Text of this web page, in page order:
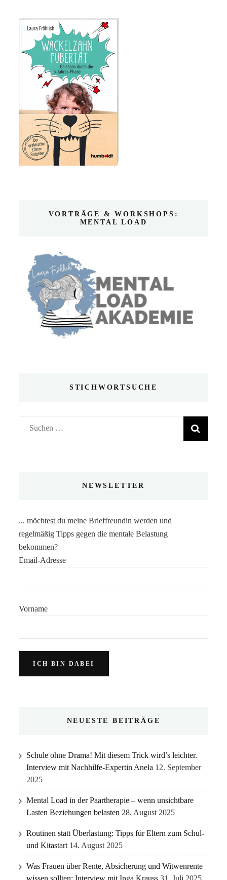
VORTRÄGE & WORKSHOPS:
MENTAL LOAD
STICHWORTSUCHE
Suchen
nach:
NEWSLETTER
... möchtest du meine Brieffreundin werden und
regelmäßig Tipps gegen die mentale Belastung
bekommen?
Email-Adresse
Vorname
NEUESTE BEITRÄGE
Schule ohne Drama! Mit diesem Trick wird’s leichter.
Interview mit Nachhilfe-Expertin Anela 12. September
2025
Mental Load in der Paartherapie – wenn unsichtbare
Lasten Beziehungen belasten 28. August 2025
Routinen statt Überlastung: Tipps für Eltern zum Schul-
und Kitastart 14. August 2025
Was Frauen über Rente, Absicherung und Witwenrente
wissen sollten: Interview mit Inga Krauss 31. Juli 2025